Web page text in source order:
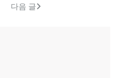
다음 글